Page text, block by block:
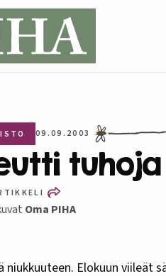
09.09.2003
tuhoja
Oma PIHA